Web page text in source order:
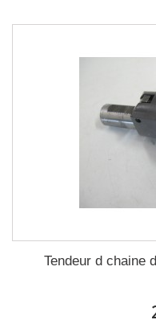
Tendeur d chaine